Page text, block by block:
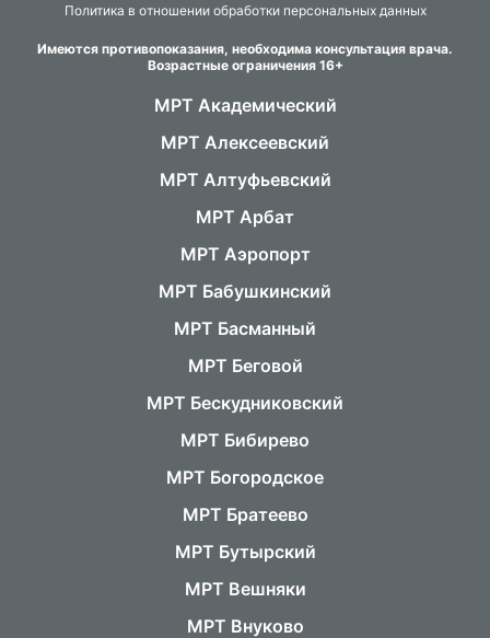
Политика в отношении обработки персональных данных
Имеются противопоказания, необходима консультация врача.
Возрастные ограничения 16+
МРТ Академический
МРТ Алексеевский
МРТ Алтуфьевский
МРТ Арбат
МРТ Аэропорт
МРТ Бабушкинский
МРТ Басманный
МРТ Беговой
МРТ Бескудниковский
МРТ Бибирево
МРТ Богородское
МРТ Братеево
МРТ Бутырский
МРТ Вешняки
МРТ Внуково